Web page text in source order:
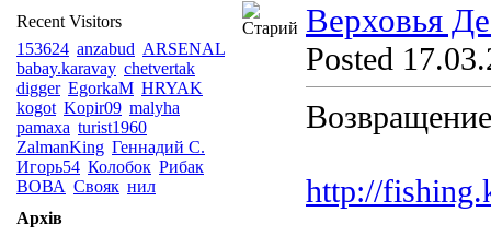
Верховья
Posted
http://
Recent Visitors
153624 anzabud ARSENAL
babay.karavay chetvertak
digger EgorkaM HRYAK
kogot Kopir09 malyha
pamaxa turist1960
ZalmanKing Геннадий С.
Игорь54 Колобок Рибак
ВОВА Свояк нил
Архів